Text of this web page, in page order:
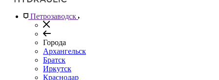
Петрозаводск
Города
Архангельск
Братск
Иркутск
Краснодар